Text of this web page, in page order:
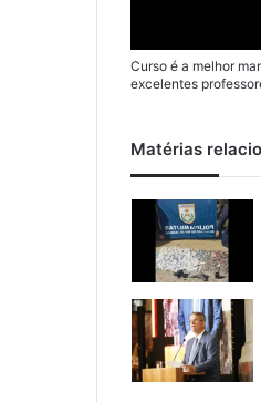
Curso é a melhor
excelentes
Matérias